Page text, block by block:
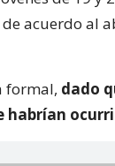
acuerdo al
formal, dado